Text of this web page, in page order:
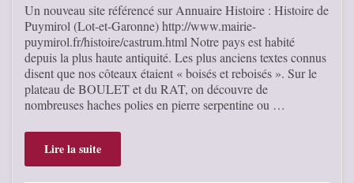
Un nouveau site référencé sur Annuaire Histoire : Histoire de
Puymirol (Lot-et-Garonne) http://www.mairie-
puymirol.fr/histoire/castrum.html Notre pays est habité
depuis la plus haute antiquité. Les plus anciens textes connus
disent que nos côteaux étaient « boisés et reboisés ». Sur le
plateau de BOULET et du RAT, on découvre de
nombreuses haches polies en pierre serpentine ou …
Lire la suite